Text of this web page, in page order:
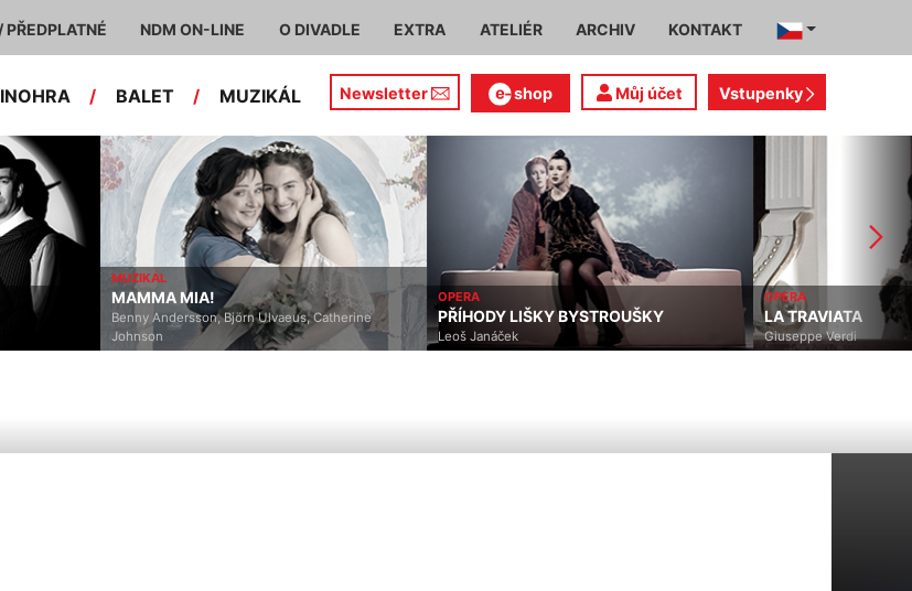
NDM ON-LINE O DIVADLE EXTRA ATELIÉR ARCHIV KONTAKT
/ BALET / MUZIKÁL Newsletter shop Můj účet Vstupenky
MUZIKÁL
MAMMA MIA!
Benny Andersson, Björn Ulvaeus, Catherine
Johnson
OPERA
PŘÍHODY LIŠKY BYSTROUŠKY
Leoš Janáček
OPERA
LA TRAVIATA
Giuseppe Verdi